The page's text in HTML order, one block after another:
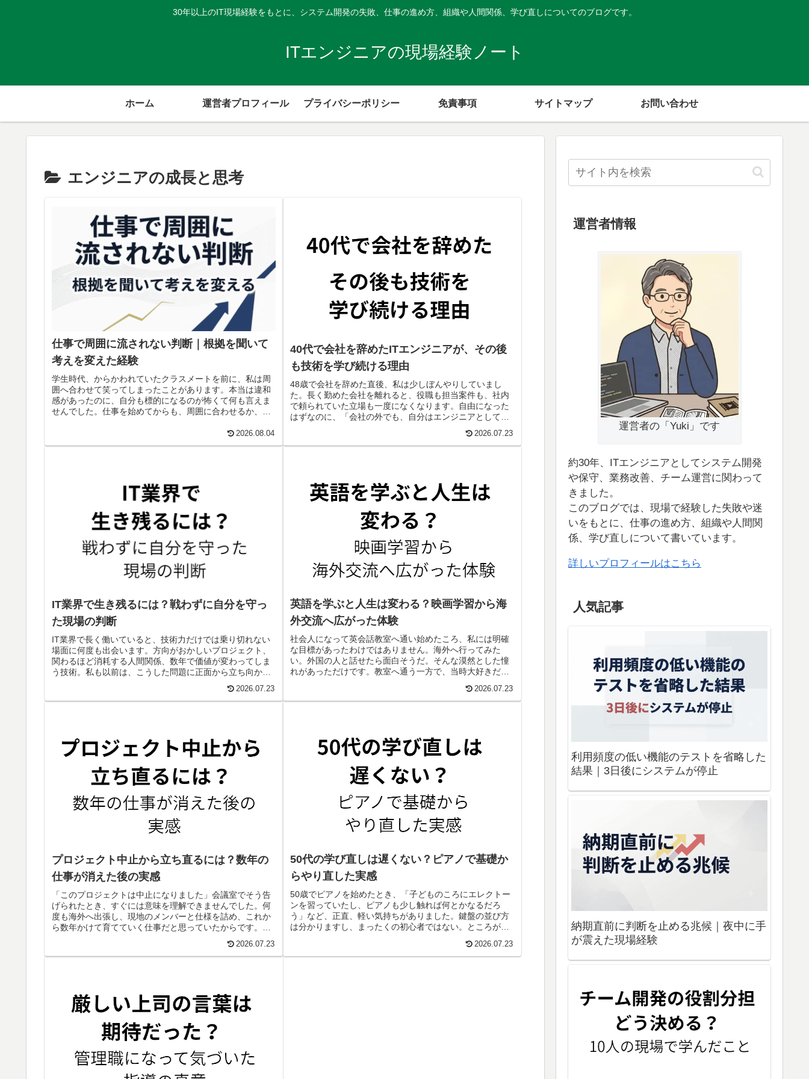
30年以上のIT現場経験をもとに、システム開発の失敗、仕事の進め方、組織や人間関係、学び直しについてのブログです。
ITエンジニアの現場経験ノート
ホーム 運営者プロフィール プライバシーポリシー 免責事項 サイトマップ お問い合わせ
エンジニアの成長と思考
仕事で周囲に流されない判断｜根拠を聞いて
考えを変えた経験
学生時代、からかわれていたクラスメートを前に、私は周
囲へ合わせて笑ってしまったことがあります。本当は違和
感があったのに、自分も標的になるのが怖くて何も言えま
せんでした。仕事を始めてからも、周囲に合わせるか、自
拠を理解し、自分の判断を変えたこともあり...
2026.08.04
40代で会社を辞めたITエンジニアが、その後
も技術を学び続ける理由
48歳で会社を辞めた直後、私は少しぼんやりしていまし
た。長く勤めた会社を離れると、役職も担当案件も、社内
で頼られていた立場も一度になくなります。自由になった
はずなのに、「会社の外でも、自分はエンジニアとして通
用するのだろうか」と不安になりました。それでも、新し
2026.07.23
IT業界で生き残るには？戦わずに自分を守っ
た現場の判断
IT業界で長く働いていると、技術力だけでは乗り切れない
場面に何度も出会います。方向がおかしいプロジェクト、
関わるほど消耗する人間関係、数年で価値が変わってしま
う技術。私も以前は、こうした問題に正面から立ち向かう
2026.07.23
英語を学ぶと人生は変わる？映画学習から海
外交流へ広がった体験
社会人になって英会話教室へ通い始めたころ、私には明確
な目標があったわけではありません。海外へ行ってみた
い。外国の人と話せたら面白そうだ。そんな漠然とした憧
れがあっただけです。教室へ通う一方で、当時大好きだっ
片手に、同じ場面を何度も見返しました。聞き... 2026.07.23
プロジェクト中止から立ち直るには？数年の
仕事が消えた後の実感
「このプロジェクトは中止になりました」会議室でそう告
げられたとき、すぐには意味を理解できませんでした。何
度も海外へ出張し、現地のメンバーと仕様を詰め、これか
ら数年かけて育てていく仕事だと思っていたからです。自
2026.07.23
50代の学び直しは遅くない？ピアノで基礎か
らやり直した実感
50歳でピアノを始めたとき、「子どものころにエレクトー
ンを習っていたし、ピアノも少し触れば何とかなるだろ
う」など、正直、軽い気持ちがありました。鍵盤の並び方
は分かりますし、まったくの初心者ではない。ところが実
2026.07.23
運営者情報
運営者の「Yuki」です
約30年、ITエンジニアとしてシステム開発
や保守、業務改善、チーム運営に関わって
きました。
このブログでは、現場で経験した失敗や迷
いをもとに、仕事の進め方、組織や人間関
係、学び直しについて書いています。
詳しいプロフィールはこちら
人気記事
利用頻度の低い機能のテストを省略した
結果｜3日後にシステムが停止
納期直前に判断を止める兆候｜夜中に手
が震えた現場経験